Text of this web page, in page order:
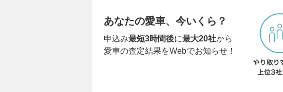
あなたの愛車、今いくら？
申込み最短3時間後に最大20社から
愛車の査定結果をWebでお知らせ！